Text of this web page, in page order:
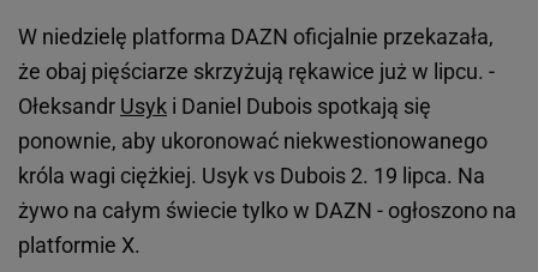
W niedzielę platforma DAZN oficjalnie przekazała,
że obaj pięściarze skrzyżują rękawice już w lipcu. -
Ołeksandr Usyk i Daniel Dubois spotkają się
ponownie, aby ukoronować niekwestionowanego
króla wagi ciężkiej. Usyk vs Dubois 2. 19 lipca. Na
żywo na całym świecie tylko w DAZN - ogłoszono na
platformie X.